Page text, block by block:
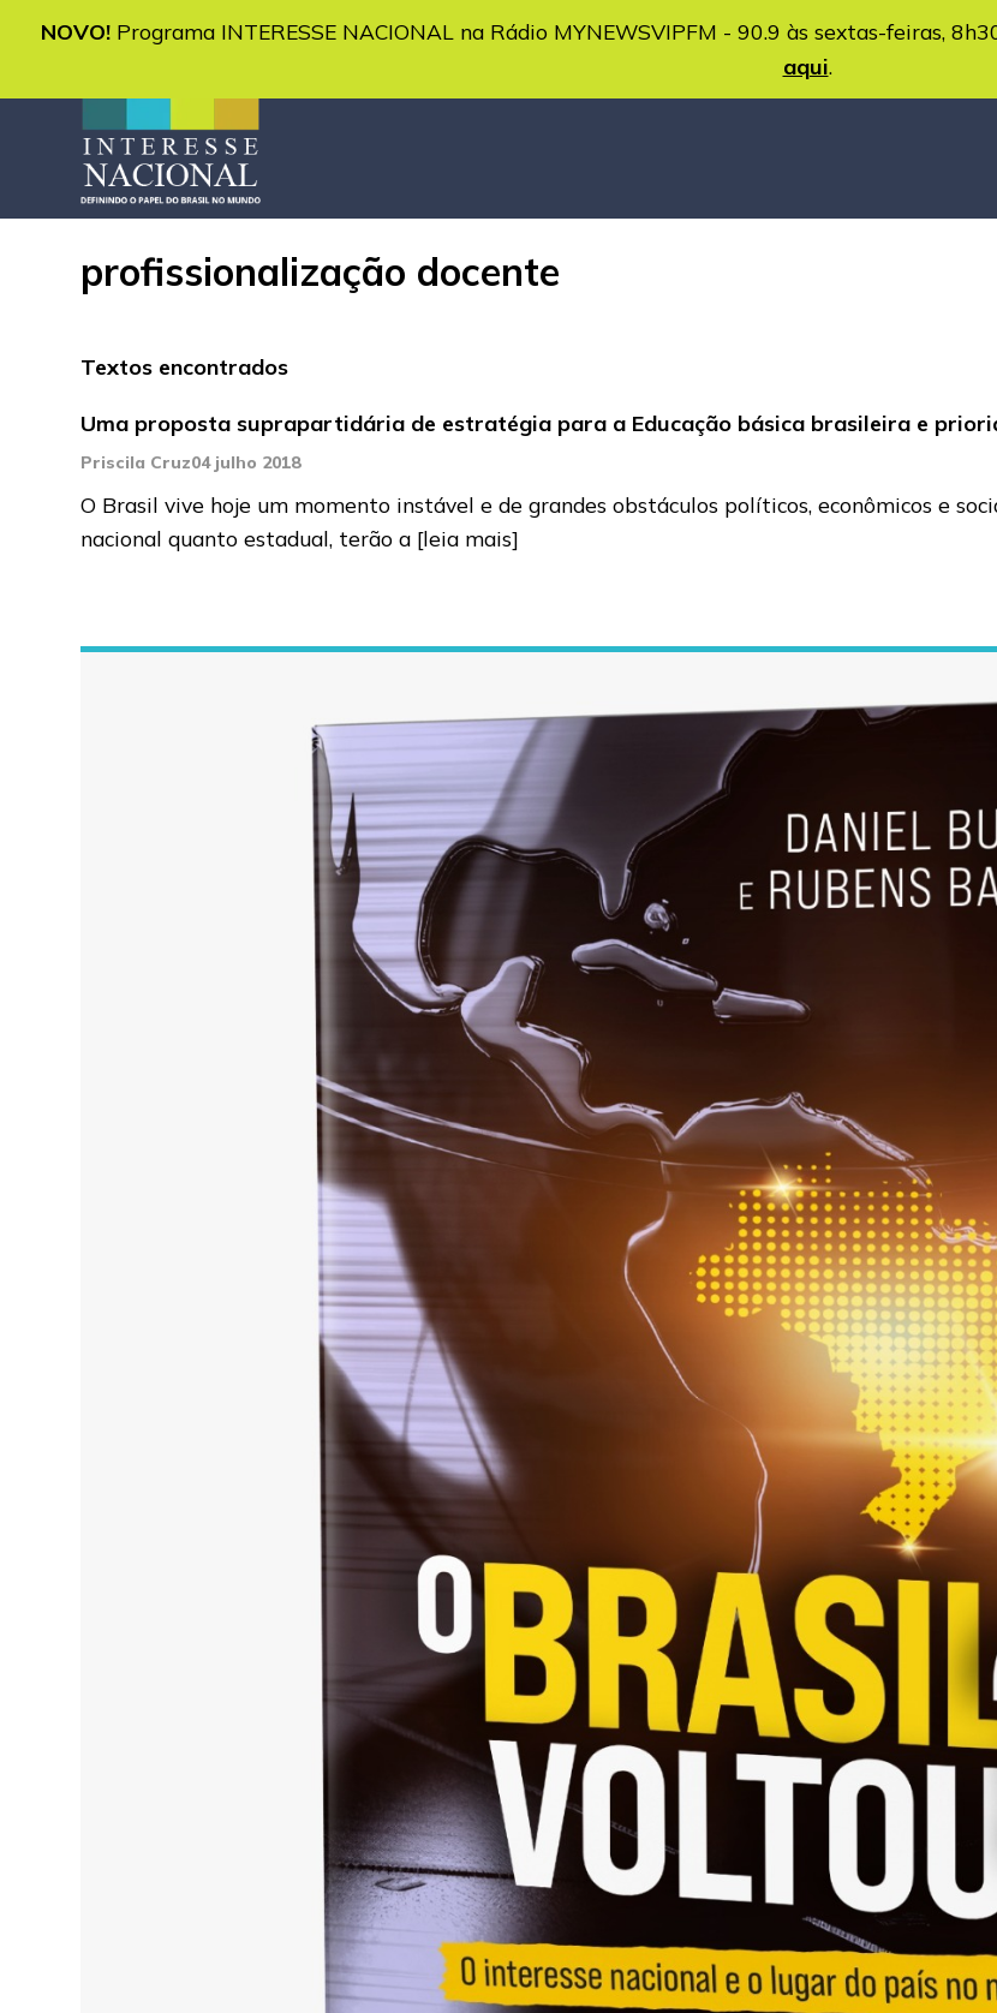
NOVO! Programa INTERESSE NACIONAL na Rádio MYNEWSVIPFM - 90.9 às sextas-feiras,
aqui.
profissionalização docente
Textos encontrados
Uma proposta suprapartidária de estratégia para a Educação básica brasileira e
Priscila Cruz04 julho 2018
O Brasil vive hoje um momento instável e de grandes obstáculos políticos, econômicos e
nacional quanto estadual, terão a [leia mais]